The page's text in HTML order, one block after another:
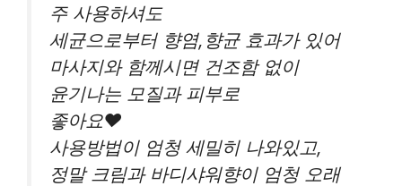
주 사용하셔도
세균으로부터 향염,향균 효과가 있어
마사지와 함께시면 건조함 없이
윤기나는 모질과 피부로
좋아요♥️
사용방법이 엄청 세밀히 나와있고,
정말 크림과 바디샤워향이 엄청 오래